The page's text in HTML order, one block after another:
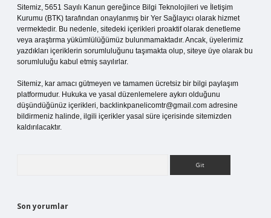
Sitemiz, 5651 Sayılı Kanun gereğince Bilgi Teknolojileri ve İletişim
Kurumu (BTK) tarafından onaylanmış bir Yer Sağlayıcı olarak hizmet
vermektedir. Bu nedenle, sitedeki içerikleri proaktif olarak denetleme
veya araştırma yükümlülüğümüz bulunmamaktadır. Ancak, üyelerimiz
yazdıkları içeriklerin sorumluluğunu taşımakta olup, siteye üye olarak bu
sorumluluğu kabul etmiş sayılırlar.
Sitemiz, kar amacı gütmeyen ve tamamen ücretsiz bir bilgi paylaşım
platformudur. Hukuka ve yasal düzenlemelere aykırı olduğunu
düşündüğünüz içerikleri, backlinkpanelicomtr@gmail.com adresine
bildirmeniz halinde, ilgili içerikler yasal süre içerisinde sitemizden
kaldırılacaktır.
Son yorumlar